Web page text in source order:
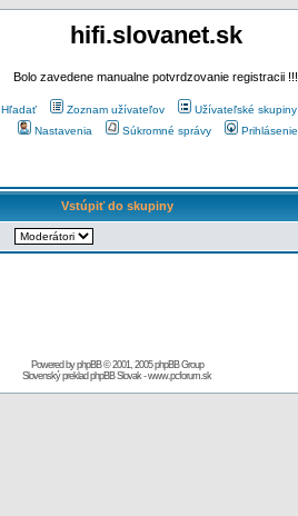
hifi.slovanet.sk
Bolo zavedene manualne potvrdzovanie registracii !!!
Hľadať Zoznam užívateľov Užívateľské skupiny
Nastavenia
Súkromné správy Prihlásenie
Vstúpiť do skupiny
Powered byphpBB© 2001, 2005 phpBB Group
Slovenský preklad phpBB Slovak-www.pcforum.sk